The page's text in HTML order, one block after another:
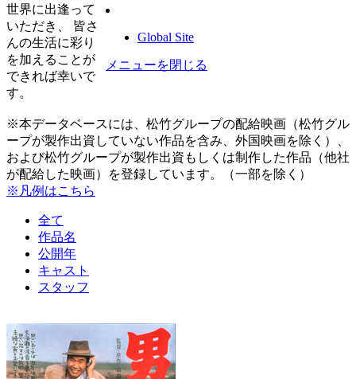
Global Site
メニューを閉じる
世界に出逢って
いただき、 皆さ
んの生活に彩り
を加えることが
できれば幸いで
す。
※本データベースには、松竹グループの配給映画（松竹グル
ープが製作出資していない作品を含み、外国映画を除く）、
および松竹グループが製作出資もしくは制作した作品（他社
が配給した映画）を登録しています。（一部を除く）
※凡例はこちら
全て
作品名
公開年
キャスト
スタッフ